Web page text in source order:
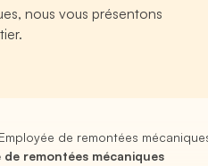
nous vous présentons
de remontées
remontées mécaniques